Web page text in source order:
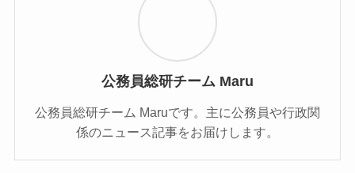
公務員総研チーム Maru
公務員総研チーム Maruです。主に公務員や行政関
係のニュース記事をお届けします。